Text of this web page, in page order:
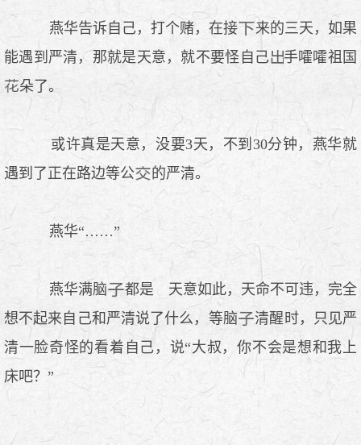
燕华告诉自己，打个赌，在接
来的三天，如果
能遇到严清，那就是天意，就不要怪自己
手嚯嚯祖国
朵了。
或许真是天意，没要3天，不到30分钟，燕华就
遇到了正在路边等公
的严清。
燕华“……”
燕华满脑
都是 天意如此，天命不可违，完全
想不起来自己和严清说了什么，等脑
清醒时，只见严
清一脸奇怪的看着自己，说“大叔，你不会是想和我上
床吧？”